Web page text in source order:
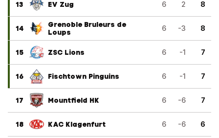
13 EV Zug 6 2 8
14
Grenoble Bruleurs de
Loups
6 -3 8
15 ZSC Lions 6 -1 7
16 Fischtown Pinguins 6 -1 7
17 Mountfield HK 6 -6 7
18 KAC Klagenfurt 6 -6 6